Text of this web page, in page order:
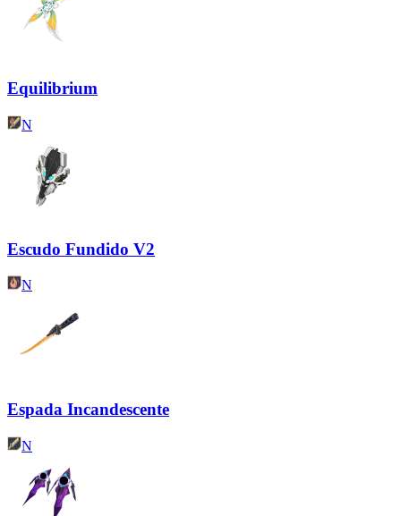
Equilibrium
N
Escudo Fundido V2
N
Espada Incandescente
N